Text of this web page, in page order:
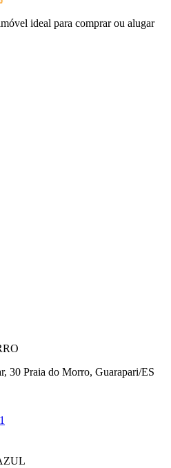
ideal para comprar ou alugar
30 Praia do Morro, Guarapari/ES